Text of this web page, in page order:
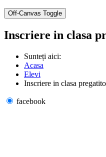
Off-Canvas Toggle
Inscriere in clasa
Sunteți aici:
Acasa
Elevi
Inscriere in clasa
facebook